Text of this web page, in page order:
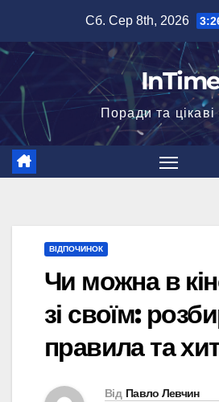
вмісту
Сб. Сер 8th, 2026
Поради та
ВІДПОЧИНОК
Чи можна в
зі своїм:
правила та
Від Павло Левчин